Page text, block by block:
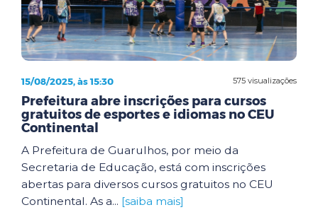
575 visualizações
15/08/2025, às 15:30
Prefeitura abre inscrições para cursos
gratuitos de esportes e idiomas no CEU
Continental
A Prefeitura de Guarulhos, por meio da
Secretaria de Educação, está com inscrições
abertas para diversos cursos gratuitos no CEU
Continental. As a... [saiba mais]